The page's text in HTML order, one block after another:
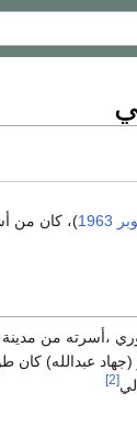
1963)، كان من
،أسرته من مدينة
(جهاد عبدالله)
[2]